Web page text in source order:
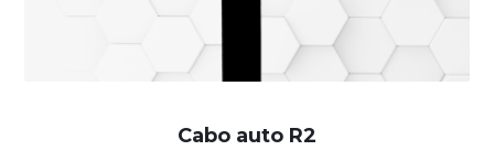
Cabo auto R2